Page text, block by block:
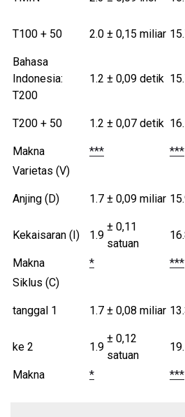
T100 + 50 2.0 ± 0,15 miliar
Bahasa
Indonesia:
T200
1.2 ± 0,09 detik
T200 + 50 1.2 ± 0,07 detik
Makna *** ***
Varietas (V)
Anjing (D) 1.7 ± 0,09 miliar
Kekaisaran (I) 1.9
± 0,11
satuan
Makna * ***
Siklus (C)
tanggal 1 1.7 ± 0,08 miliar
ke 2 1.9
± 0,12
satuan
Makna
* ***